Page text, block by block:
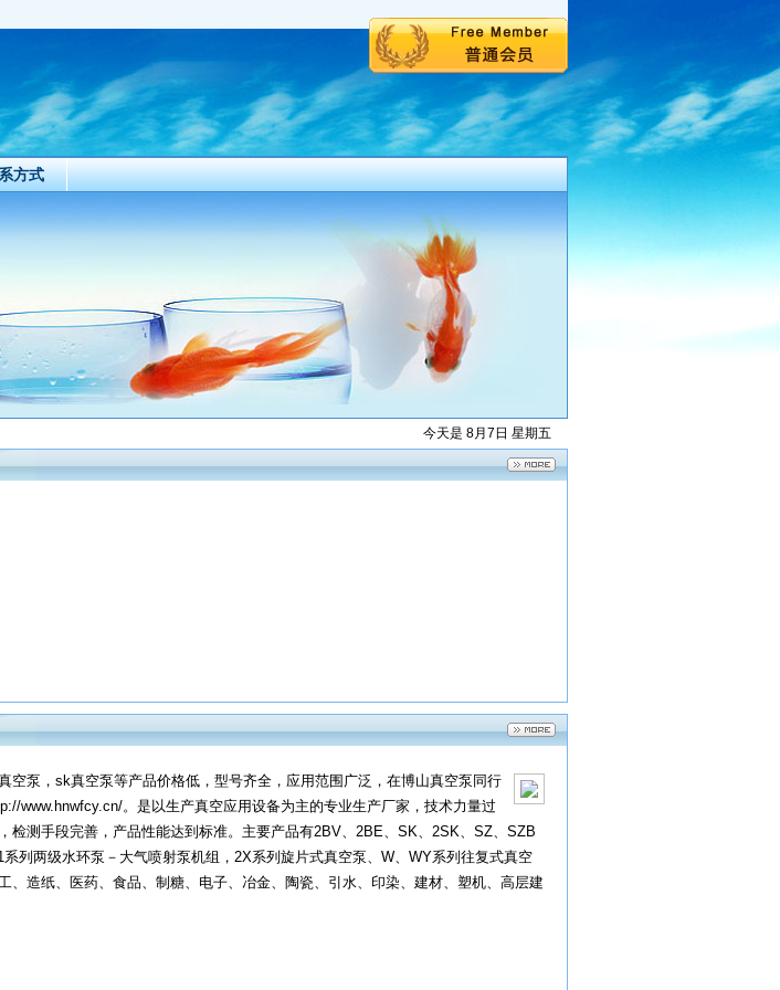
方式
今天是 8月7日 星期五
空泵，sk真空泵等产品价格低，型号齐全，应用范围广泛，在博山真空泵同行
www.hnwfcy.cn/。是以生产真空应用设备为主的专业生产厂家，技术力量‌过
检测手段完善，产品性能达到标准。主要产品有2BV、2BE、SK、2SK、SZ、SZB
列两级水环泵－大气喷射泵机组，2X系列旋片式真空泵、W、WY系列往复式真空
、造纸、医药、食品、制糖、电子、冶金、陶瓷、引水、印染、建材、塑机、高层建